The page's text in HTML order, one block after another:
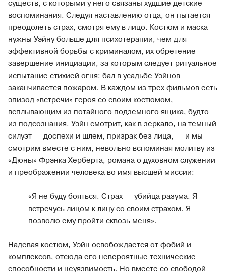
существ, с которыми у него связаны худшие детские
воспоминания. Следуя наставлению отца, он пытается
преодолеть страх, смотря ему в лицо. Костюм и маска
нужны Уэйну больше для психотерапии, чем для
эффективной борьбы с криминалом, их обретение —
завершение инициации, за которым следует ритуальное
испытание стихией огня: бал в усадьбе Уэйнов
заканчивается пожаром. В каждом из трех фильмов есть
эпизод «встречи» героя со своим костюмом,
всплывающим из потайного подземного ящика, будто
из подсознания. Уэйн смотрит, как в зеркало, на темный
силуэт — доспехи и шлем, призрак без лица, — и мы
смотрим вместе с ним, невольно вспоминая молитву из
«Дюны» Фрэнка Херберта, романа о духовном служении
и преображении человека во имя высшей миссии:
«Я не буду бояться. Страх — убийца разума. Я
встречусь лицом к лицу со своим страхом. Я
позволю ему пройти сквозь меня».
Надевая костюм, Уэйн освобождается от фобий и
комплексов, отсюда его невероятные технические
способности и неуязвимость. Но вместе со свободой